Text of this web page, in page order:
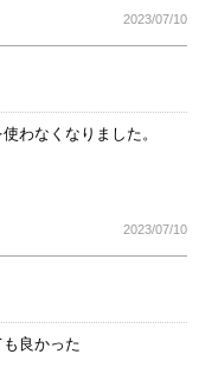
2023/07/10
わなくなりました。
2023/07/10
良かった